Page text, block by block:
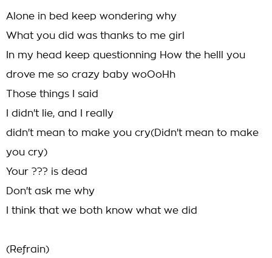
Alone in bed keep wondering why
What you did was thanks to me girl
In my head keep questionning How the helll you
drove me so crazy baby woOoHh
Those things I said
I didn't lie, and I really
didn't mean to make you cry(Didn't mean to make
you cry)
Your ??? is dead
Don't ask me why
I think that we both know what we did
(Refrain)